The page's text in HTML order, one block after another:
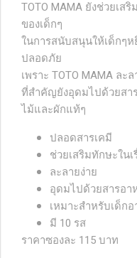
TOTO MAMA ยังช่วยเส
ของเด็กๆ
ในการสนับสนุนให้เด็กๆ
ปลอดภัย
เพราะ TOTO MAMA ละ
ที่สำคัญยังอุดมไปด้วยสา
ไม้และผักแท้ๆ
ปลอดสารเคมี
ช่วยเสริมทักษะใน
ละลายง่าย
อุดมไปด้วยสารอา
เหมาะสำหรับเด็ก
มี 10 รส
ราคาซองละ 115 บาท